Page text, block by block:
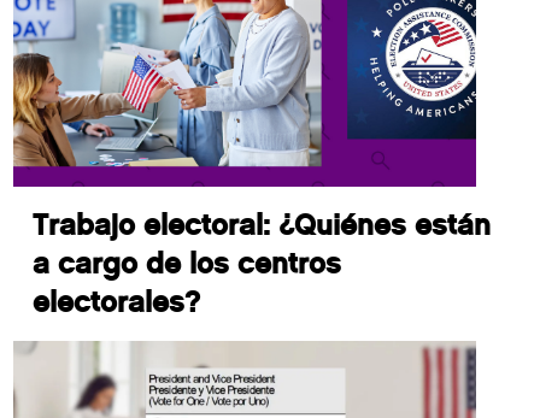
Trabajo electoral: ¿Quiénes están
a cargo de los centros
electorales?